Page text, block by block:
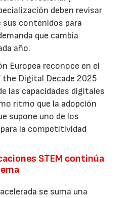
deben revisar
contenidos para
que cambia
año.
Europea reconoce en el
Digital Decade 2025
las capacidades digitales
ritmo que la adopción
supone uno de los
la competitividad
STEM continúa
se suma una